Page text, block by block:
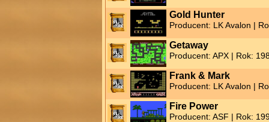
Gold Hunter
Producent: LK Avalon |
Getaway
Producent: APX | Rok:
Frank & Mark
Producent: LK Avalon |
Fire Power
Producent: ASF | Rok: